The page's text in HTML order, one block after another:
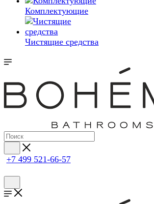
Комплектующие
Чистящие средства
+7 499 521-66-57